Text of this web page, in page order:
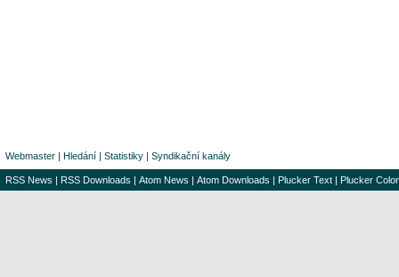
Webmaster | Hledání | Statistiky | Syndikační kanály
RSS News | RSS Downloads | Atom News | Atom Downloads | Plucker Text | Plucker Color